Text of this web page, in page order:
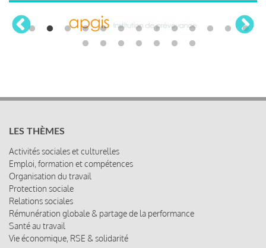
LES THÈMES
Activités sociales et culturelles
Emploi, formation et compétences
Organisation du travail
Protection sociale
Relations sociales
Rémunération globale & partage de la performance
Santé au travail
Vie économique, RSE & solidarité